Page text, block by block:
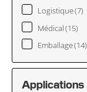
Logistique(7)
Médical(15)
Emballage(14)
Applications